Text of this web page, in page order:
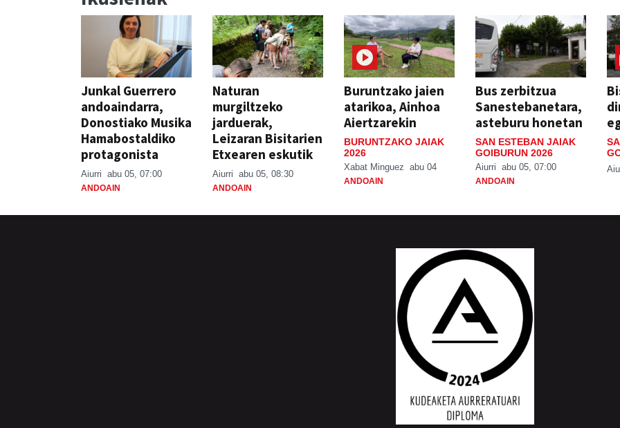
Junkal Guerrero
andoaindarra,
Donostiako Musika
Hamabostaldiko
protagonista
Aiurri abu 05, 07:00
ANDOAIN
Naturan
murgiltzeko
jarduerak,
Leizaran Bisitarien
Etxearen eskutik
Aiurri abu 05, 08:30
ANDOAIN
Buruntzako jaien
atarikoa, Ainhoa
Aiertzarekin
BURUNTZAKO JAIAK
2026
Xabat Minguez abu 04
ANDOAIN
Bus zerbitzua
Sanestebanetara,
asteburu honetan
SAN ESTEBAN JAIAK
GOIBURUN 2026
Aiurri abu 05, 07:00
ANDOAIN